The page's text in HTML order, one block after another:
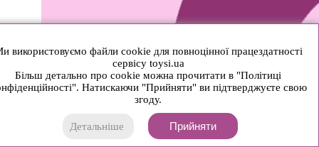
використовуємо файли cookie для повноцінної працездатності
сервісу toysi.ua
Більш детально про cookie можна прочитати в "Політиці
Натискаючи "Прийняти" ви підтверджуєте свою
згоду.
Детальніше Прийняти